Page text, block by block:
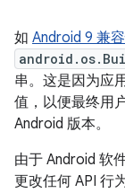
如 Android 9 兼
串。这是因为应
值，以便最终用
Android 版本。
由于 Android 软
更改任何 API 行